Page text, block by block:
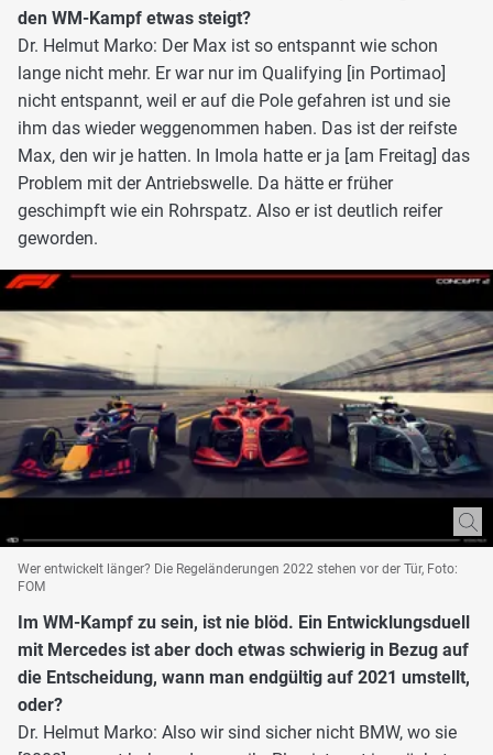
den WM-Kampf etwas steigt?
Dr. Helmut Marko: Der Max ist so entspannt wie schon
lange nicht mehr. Er war nur im Qualifying [in Portimao]
nicht entspannt, weil er auf die Pole gefahren ist und sie
ihm das wieder weggenommen haben. Das ist der reifste
Max, den wir je hatten. In Imola hatte er ja [am Freitag] das
Problem mit der Antriebswelle. Da hätte er früher
geschimpft wie ein Rohrspatz. Also er ist deutlich reifer
geworden.
Wer entwickelt länger? Die Regeländerungen 2022 stehen vor der Tür, Foto:
FOM
Im WM-Kampf zu sein, ist nie blöd. Ein Entwicklungsduell
mit Mercedes ist aber doch etwas schwierig in Bezug auf
die Entscheidung, wann man endgültig auf 2021 umstellt,
oder?
Dr. Helmut Marko: Also wir sind sicher nicht BMW, wo sie